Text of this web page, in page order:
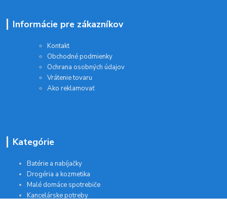
Informácie pre zákazníkov
Kontakt
Obchodné podmienky
Ochrana osobných údajov
Vrátenie tovaru
Ako reklamovať
Kategórie
Batérie a nabíjačky
Drogéria a kozmetika
Malé domáce spotrebiče
Kancelárske potreby